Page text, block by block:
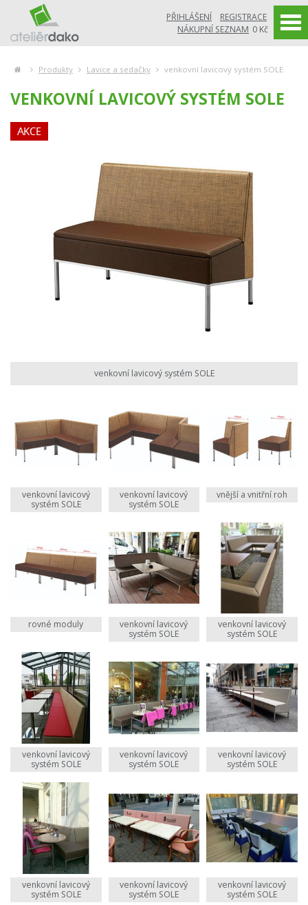
PŘIHLÁŠENÍ
REGISTRACE
NÁKUPNÍ SEZNAM 0 Kč
Produkty Lavice a sedačky venkovní lavicový systém SOLE
VENKOVNÍ LAVICOVÝ SYSTÉM SOLE
venkovní lavicový systém SOLE
venkovní lavicový
systém SOLE
venkovní lavicový
systém SOLE
vnější a vnitřní roh
rovné moduly
venkovní lavicový
systém SOLE
venkovní lavicový
systém SOLE
venkovní lavicový
systém SOLE
venkovní lavicový
systém SOLE
venkovní lavicový
systém SOLE
venkovní lavicový
systém SOLE
venkovní lavicový
systém SOLE
venkovní lavicový
systém SOLE